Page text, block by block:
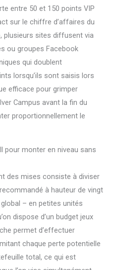
entre 50 et 150 points VIP
sur le chiffre d’affaires du
plusieurs sites diffusent via
ou groupes Facebook
qui doublent
lorsqu’ils sont saisis lors
efficace pour grimper
Campus avant la fin du
proportionnellement le
pour monter en niveau sans
des mises consiste à diviser
à hauteur de vingt
– en petites unités
dispose d’un budget jeux
permet d’effectuer
chaque perte potentielle
total, ce qui est